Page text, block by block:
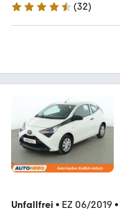
4.7 Sterne
(32)
Unfallfrei • EZ 06/2019 •